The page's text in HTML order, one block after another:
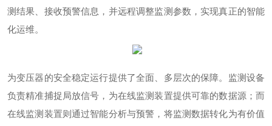
测结果、接收预警信息，并远程调整监测参数，实现真正的智能
化运维。
为变压器的安全稳定运行提供了全面 、多层次的保障。监测设备
负责精准捕捉局放信号，为在线监测装置提供可靠的数据源；而
在线监测装置则通过智能分析与预警，将监测数据转化为有价值